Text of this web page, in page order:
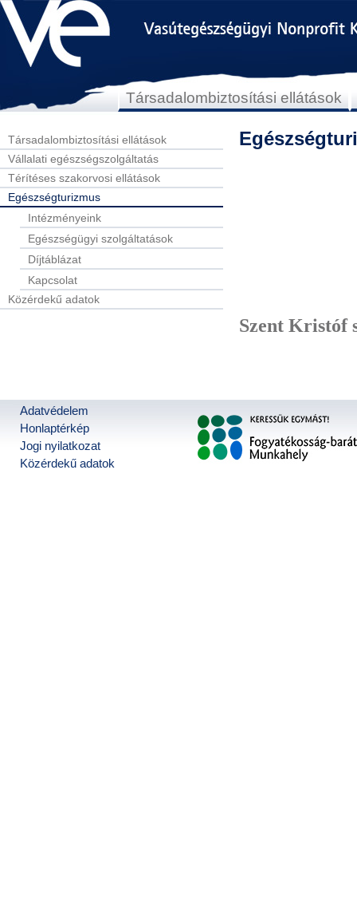
Társadalombiztosítási ellátások
Társadalombiztosítási ellátások
Vállalati egészségszolgáltatás
Térítéses szakorvosi ellátások
Egészségturizmus
Intézményeink
Egészségügyi szolgáltatások
Díjtáblázat
Kapcsolat
Közérdekű adatok
Szent Kristóf
Adatvédelem
Honlaptérkép
Jogi nyilatkozat
Közérdekű adatok